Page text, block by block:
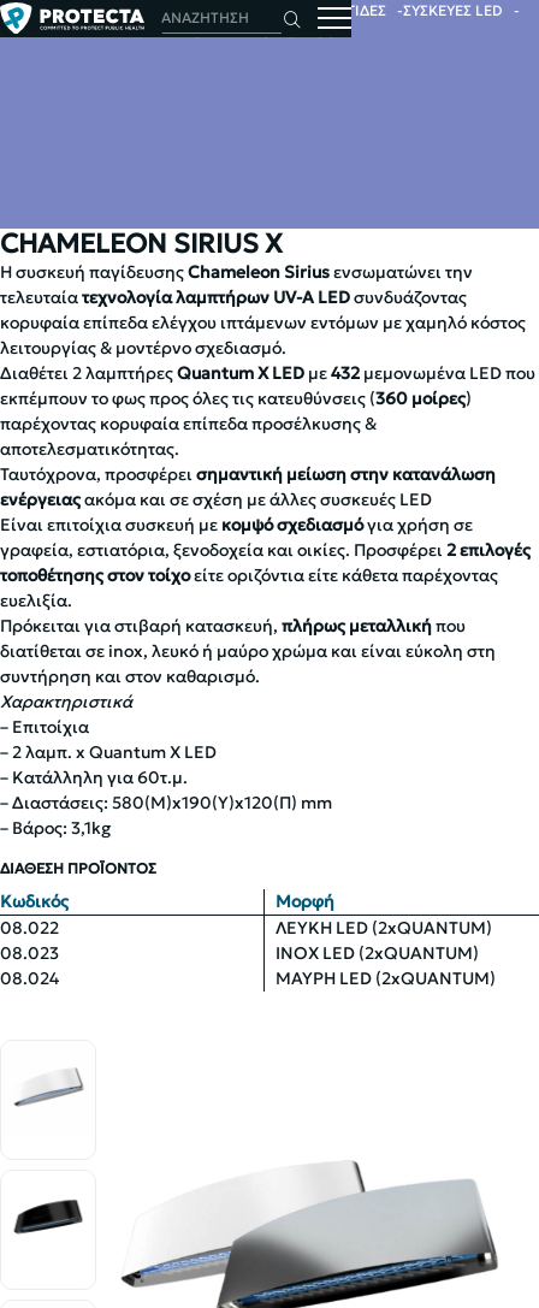
ΑΡΧΙΚΗ ΕΝΤΟΜΑ ΗΛΕΚΤΡΙΚΕΣ ΕΝΤΟΜΟΠΑΓΙΔΕΣ
ΣΥΣΚΕΥΕΣ LED
CHAMELEON SIRIUS X
CHAMELEON SIRIUS X
Η συσκευή παγίδευσηςChameleon Siriusενσωματώνει την
τελευταίατεχνολογία λαμπτήρων UV-A LEDσυνδυάζοντας
κορυφαία επίπεδα ελέγχου ιπτάμενων εντόμων με χαμηλό κόστος
λειτουργίας & μοντέρνο σχεδιασμό.
Διαθέτει 2 λαμπτήρεςQuantum X LED με432 μεμονωμένα LED που
εκπέμπουν το φως προς όλες τις κατευθύνσεις (360 μοίρες)
παρέχοντας κορυφαία επίπεδα προσέλκυσης &
αποτελεσματικότητας.
Ταυτόχρονα, προσφέρεισημαντική μείωση στην κατανάλωση
ενέργειαςακόμα και σε σχέση με άλλες συσκευές LED
Είναι επιτοίχια συσκευή με κομψό σχεδιασμόγια χρήση σε
γραφεία, εστιατόρια, ξενοδοχεία και οικίες. Προσφέρει2 επιλογές
τοποθέτησης στον τοίχοείτε οριζόντια είτε κάθετα παρέχοντας
ευελιξία.
Πρόκειται για στιβαρή κατασκευή, πλήρως μεταλλικήπου
διατίθεται σε inox, λευκό ή μαύρο χρώμα και είναι εύκολη στη
συντήρηση και στον καθαρισμό.
Χαρακτηριστικά
– Επιτοίχια
– 2 λαμπ. x Quantum X LED
– Κατάλληλη για 60τ.μ.
– Διαστάσεις: 580(Μ)x190(Υ)x120(Π) mm
– Βάρος: 3,1kg
ΔΙΑΘΕΣΗ ΠΡΟΪΟΝΤΟΣ
Κωδικός
Μορφή
08.022
ΛΕΥΚΗ LED (2xQUANTUM)
08.023
INOX LED (2xQUANTUM)
08.024
ΜΑΥΡΗ LED (2xQUANTUM)